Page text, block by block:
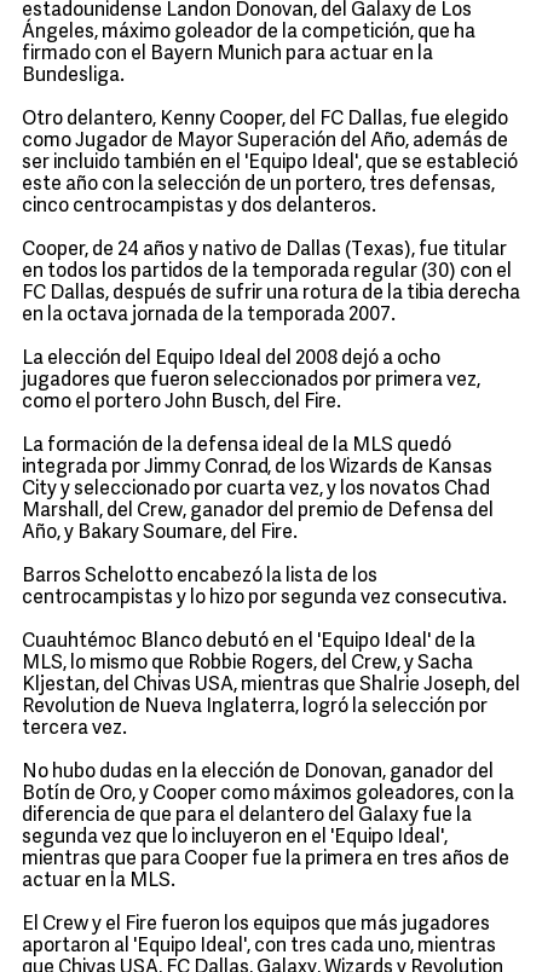
estadounidense Landon Donovan, del Galaxy de Los
Ángeles, máximo goleador de la competición, que ha
firmado con el Bayern Munich para actuar en la
Bundesliga.
Otro delantero, Kenny Cooper, del FC Dallas, fue elegido
como Jugador de Mayor Superación del Año, además de
ser incluido también en el 'Equipo Ideal', que se estableció
este año con la selección de un portero, tres defensas,
cinco centrocampistas y dos delanteros.
Cooper, de 24 años y nativo de Dallas (Texas), fue titular
en todos los partidos de la temporada regular (30) con el
FC Dallas, después de sufrir una rotura de la tibia derecha
en la octava jornada de la temporada 2007.
La elección del Equipo Ideal del 2008 dejó a ocho
jugadores que fueron seleccionados por primera vez,
como el portero John Busch, del Fire.
La formación de la defensa ideal de la MLS quedó
integrada por Jimmy Conrad, de los Wizards de Kansas
City y seleccionado por cuarta vez, y los novatos Chad
Marshall, del Crew, ganador del premio de Defensa del
Año, y Bakary Soumare, del Fire.
Barros Schelotto encabezó la lista de los
centrocampistas y lo hizo por segunda vez consecutiva.
Cuauhtémoc Blanco debutó en el 'Equipo Ideal' de la
MLS, lo mismo que Robbie Rogers, del Crew, y Sacha
Kljestan, del Chivas USA, mientras que Shalrie Joseph, del
Revolution de Nueva Inglaterra, logró la selección por
tercera vez.
No hubo dudas en la elección de Donovan, ganador del
Botín de Oro, y Cooper como máximos goleadores, con la
diferencia de que para el delantero del Galaxy fue la
segunda vez que lo incluyeron en el 'Equipo Ideal',
mientras que para Cooper fue la primera en tres años de
actuar en la MLS.
El Crew y el Fire fueron los equipos que más jugadores
aportaron al 'Equipo Ideal', con tres cada uno, mientras